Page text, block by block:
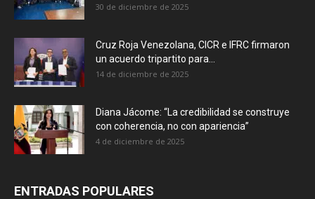
30 de diciembre de 2025
Cruz Roja Venezolana, CICR e IFRC firmaron
un acuerdo tripartito para...
14 de diciembre de 2025
Diana Jácome: “La credibilidad se construye
con coherencia, no con apariencia”
4 de diciembre de 2025
ENTRADAS POPULARES